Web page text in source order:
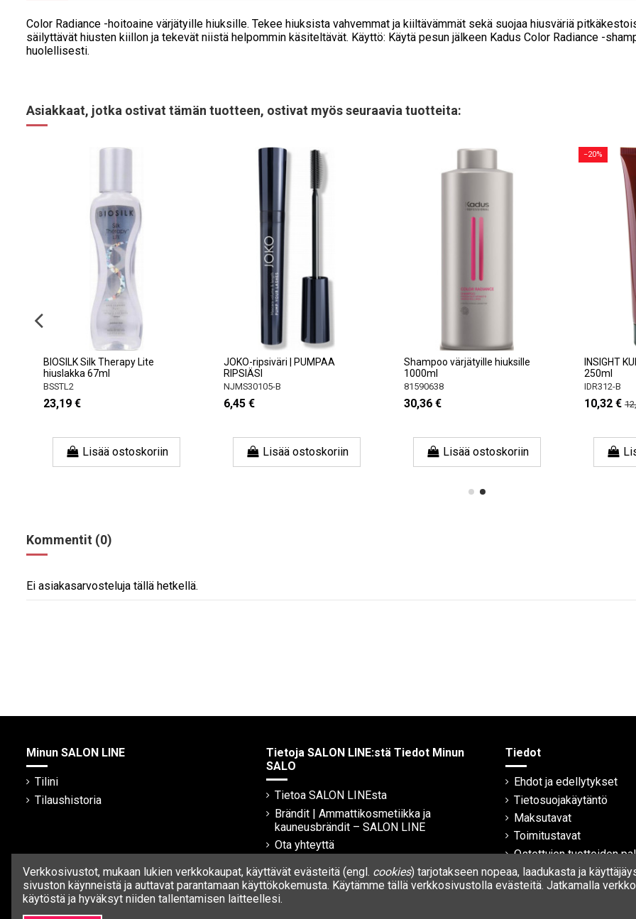
Color Radiance -hoitoaine värjätyille hiuksille. Tekee hiuksista vahvemmat ja kiiltävämmät sekä suojaa hiusväriä
säilyttävät hiusten kiillon ja tekevät niistä helpommin käsiteltävät. Käyttö: Käytä pesun jälkeen Kadus Color Radiance -
huolellisesti.
Asiakkaat, jotka ostivat tämän tuotteen, ostivat myös seuraavia tuotteita:
BIOSILK Silk Therapy Lite
hiuslakka 67ml
BSSTL2
23,19 €
Lisää ostoskoriin
JOKO-ripsiväri | PUMPAA
RIPSIÄSI
NJMS30105-B
6,45 €
Lisää ostoskoriin
Shampoo värjätyille hiuksille
1000ml
81590638
30,36 €
Lisää ostoskoriin
−20%
INSIGHT
250ml
IDR312-B
10,32 €
Kommentit (0)
Ei asiakasarvosteluja tällä hetkellä.
Minun SALON LINE
Tilini
Tilaushistoria
Tietoja SALON LINE:stä Tiedot Minun
SALO
Tietoa SALON LINEsta
Brändit | Ammattikosmetiikka ja
kauneusbrändit – SALON LINE
Ota yhteyttä
Tiedot
Ehdot ja edellytykset
Tietosuojakäytäntö
Maksutavat
Toimitustavat
Ostettujen tuotteiden
Takuu
Verkkosivustot, mukaan lukien verkkokaupat, käyttävät evästeitä (engl. cookies) tarjotakseen nopeaa, laadukasta ja
sivuston käynneistä ja auttavat parantamaan käyttökokemusta. Käytämme tällä verkkosivustolla evästeitä. Jatkamalla
käytöstä ja hyväksyt niiden tallentamisen laitteellesi.